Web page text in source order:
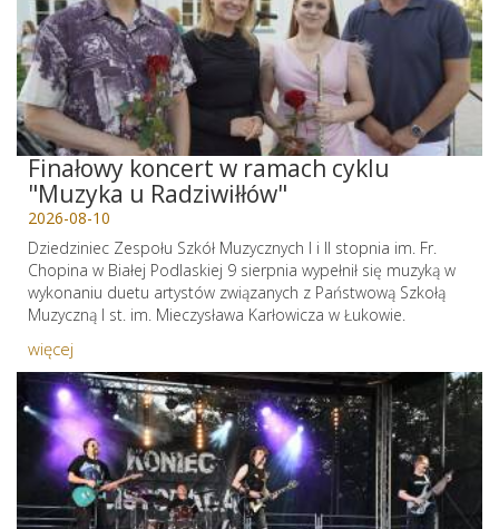
Finałowy koncert w ramach cyklu
"Muzyka u Radziwiłłów"
2026-08-10
Dziedziniec Zespołu Szkół Muzycznych I i II stopnia im. Fr.
Chopina w Białej Podlaskiej 9 sierpnia wypełnił się muzyką w
wykonaniu duetu artystów związanych z Państwową Szkołą
Muzyczną I st. im. Mieczysława Karłowicza w Łukowie.
więcej